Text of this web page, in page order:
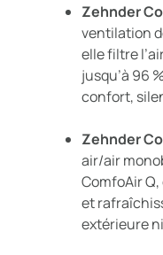
Zehnder
ventilation
elle filtre
jusqu’à 96
confort,
Zehnder
air/air
ComfoAir
etr
extérieure ni